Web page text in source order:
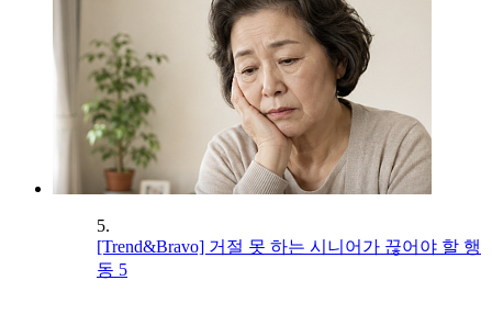
5.
[Trend&Bravo] 거절 못 하는 시니어가 끊어야 할 행
동 5